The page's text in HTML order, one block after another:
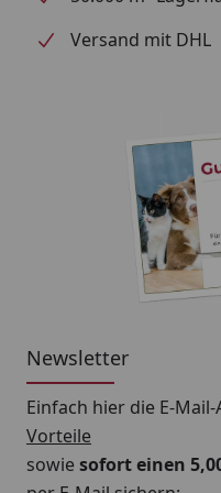
Versand mit DHL
Newsletter
Einfach hier die E-
Vorteile
sowiesofort einen